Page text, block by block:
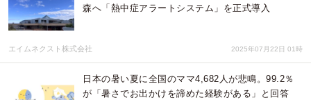
森へ「熱中症アラートシステム」を正式導入
エイムネクスト株式会社 2025年07月22日 01時
日本の暑い夏に全国のママ4,682人が悲鳴。99.2％
が「暑さでお出かけを諦めた経験がある」と回答